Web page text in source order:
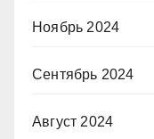
Ноябрь 2024
Сентябрь 2024
Август 2024